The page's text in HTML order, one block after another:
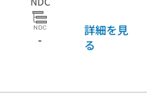
-
詳細を見
る